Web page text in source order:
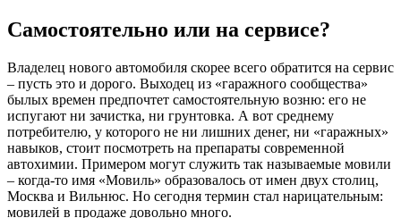
Самостоятельно или на сервисе?
Владелец нового автомобиля скорее всего обратится на сервис
– пусть это и дорого. Выходец из «гаражного сообщества»
былых времен предпочтет самостоятельную возню: его не
испугают ни зачистка, ни грунтовка. А вот среднему
потребителю, у которого не ни лишних денег, ни «гаражных»
навыков, стоит посмотреть на препараты современной
автохимии. Примером могут служить так называемые мовили
– когда-то имя «Мовиль» образовалось от имен двух столиц,
Москва и Вильнюс. Но сегодня термин стал нарицательным:
мовилей в продаже довольно много.